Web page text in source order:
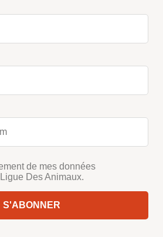
de mes données
Des Animaux.